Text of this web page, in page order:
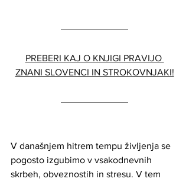
PREBERI KAJ O KNJIGI PRAVIJO
ZNANI SLOVENCI IN STROKOVNJAKI!
V današnjem hitrem tempu življenja se
pogosto izgubimo v vsakodnevnih
skrbeh, obveznostih in stresu. V tem